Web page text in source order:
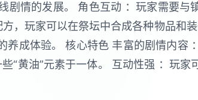
剧情的发展。 角色互动 ：玩家需要与
，玩家可以在祭坛中合成各种物品和
成体验。 核心特色 丰富的剧情内容
“黄油”元素于一体。 互动性强 ：玩